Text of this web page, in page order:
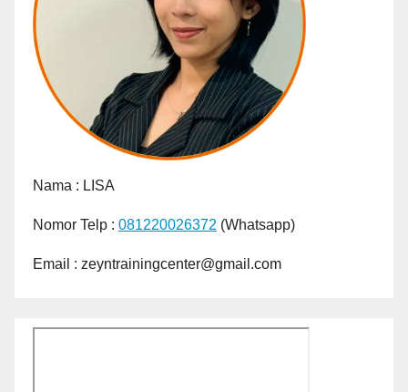
Nama : LISA
Nomor Telp : 081220026372 (Whatsapp)
Email : zeyntrainingcenter@gmail.com